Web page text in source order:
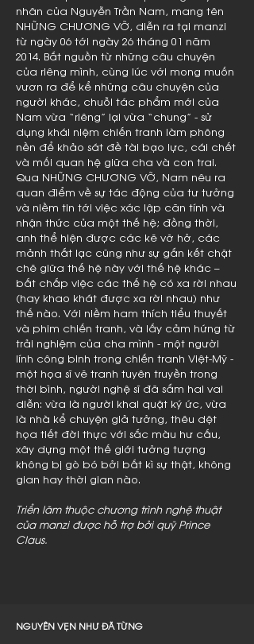
nhân của Nguyễn Trần Nam, mang tên
NHỮNG CHƯƠNG VỠ, diễn ra tại manzi
từ ngày 06 tới ngày 26 tháng 01 năm
2014. Bắt nguồn từ những câu chuyện
của riêng mình, cùng lúc với mong muốn
vươn ra để kể những câu chuyện của
người khác, chuỗi tác phẩm mới của
Nam vừa “riêng” lại vừa “chung” - sử
dụng khái niệm chiến tranh làm phông
nền để khảo sát đề tài bạo lực, cái chết
và mối quan hệ giữa cha và con trai.
Qua NHỮNG CHƯƠNG VỠ, Nam nêu ra
quan điểm về sự tác động của tư tưởng
và niềm tin tới việc xác lập căn tính và
nhận thức của một thế hệ; đồng thời,
anh thể hiện được các kẽ vỡ hở, các
mảnh thất lạc cũng như sự gắn kết chặt
chẽ giữa thế hệ này với thế hệ khác –
bất chấp việc các thế hệ có xa rời nhau
(hay khao khát được xa rời nhau) như
thế nào. Với niềm ham thích tiểu thuyết
và phim chiến tranh, và lấy cảm hứng từ
trải nghiệm của cha mình - một người
lính công binh trong chiến tranh Việt-Mỹ -
một họa sĩ vẽ tranh tuyên truyền trong
thời bình, người nghệ sĩ đã sắm hai vai
diễn: vừa là người khai quật ký ức, vừa
là nhà kể chuyện giả tưởng, thêu dệt
họa tiết đời thực với sắc màu hư cấu,
xây dựng một thế giới tưởng tượng
không bị gò bó bởi bất kì sự thật, không
gian hay thời gian nào.
Triển lãm thuộc chương trình nghệ thuật
của manzi được hỗ trợ bởi quỹ Prince
Claus.
NGUYÊN VẸN NHƯ ĐÃ TỪNG